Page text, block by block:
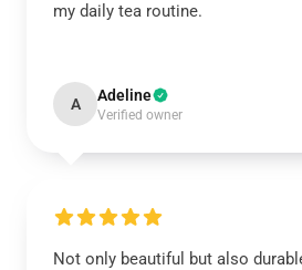
my daily tea routine.
A Adeline
Verified owner
Not only beautiful but also